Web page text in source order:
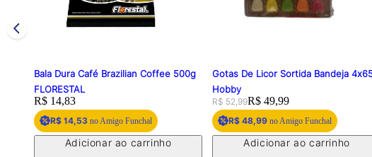
Bala Dura Café Brazilian Coffee 500g
FLORESTAL
Price:
R$ 14,83
R$ 14,53 no Amigo Funchal
Adicionar ao carrinho
Gotas De Licor Sortida Bandeja
Hobby
Original price:
R$ 52,99Price:
R$ 49,99
R$ 48,99 no Amigo Funchal
Adicionar ao carrinho